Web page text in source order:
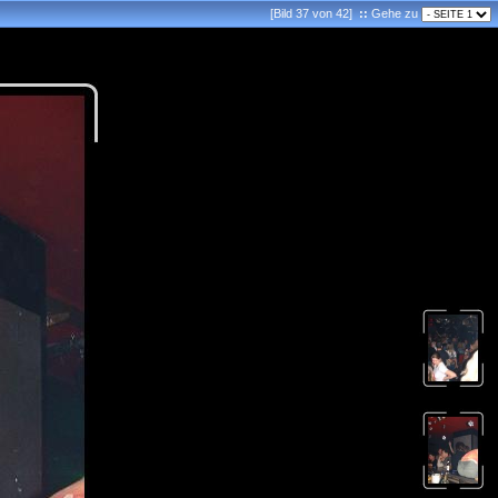
[Bild 37 von 42] ::Gehe zu